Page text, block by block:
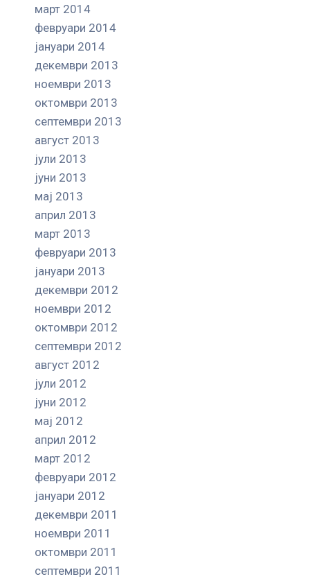
март 2014
февруари 2014
јануари 2014
декември 2013
ноември 2013
октомври 2013
септември 2013
август 2013
јули 2013
јуни 2013
мај 2013
април 2013
март 2013
февруари 2013
јануари 2013
декември 2012
ноември 2012
октомври 2012
септември 2012
август 2012
јули 2012
јуни 2012
мај 2012
април 2012
март 2012
февруари 2012
јануари 2012
декември 2011
ноември 2011
октомври 2011
септември 2011